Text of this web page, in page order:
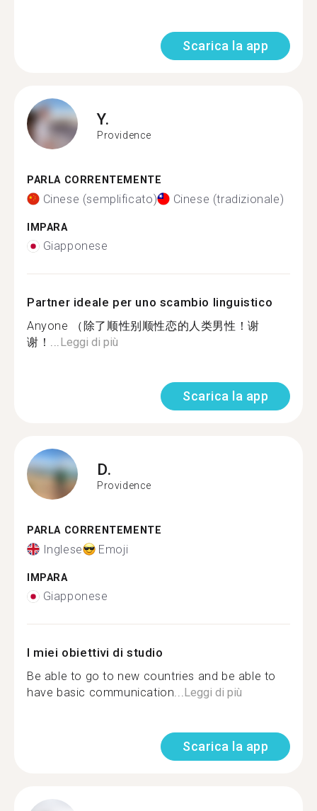
Scarica la app
Y.
Providence
PARLA CORRENTEMENTE
Cinese (semplificato) Cinese (tradizionale)
IMPARA
Giapponese
Partner ideale per uno scambio linguistico
Anyone （除了顺性别顺性恋的人类男性！谢
谢！...Leggi di più
Scarica la app
D.
Providence
PARLA CORRENTEMENTE
Inglese Emoji
IMPARA
Giapponese
I miei obiettivi di studio
Be able to go to new countries and be able to
have basic communication...Leggi di più
Scarica la app